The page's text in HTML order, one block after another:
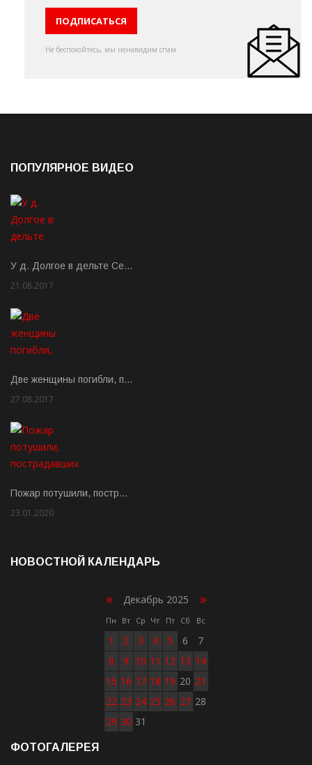
Не беспокойтесь, мы ненавидим спам
ПОПУЛЯРНОЕ ВИДЕО
У д. Долгое в дельте Се…
21.08.2017
Две женщины погибли, п…
27.08.2017
Пожар потушили, постр…
23.01.2020
НОВОСТНОЙ КАЛЕНДАРЬ
« Декабрь 2025 »
Пн Вт Ср Чт Пт Сб Вс
1 2 3 4 5 6
7
8
9 10 11 12 13 14
15 16 17 18 19 20 21
22 23 24 25 26 27 28
29 30 31
ФОТОГАЛЕРЕЯ